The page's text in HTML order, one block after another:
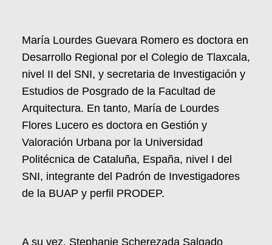
María Lourdes Guevara Romero es doctora en
Desarrollo Regional por el Colegio de Tlaxcala,
nivel II del SNI, y secretaria de Investigación y
Estudios de Posgrado de la Facultad de
Arquitectura. En tanto, María de Lourdes
Flores Lucero es doctora en Gestión y
Valoración Urbana por la Universidad
Politécnica de Cataluña, España, nivel I del
SNI, integrante del Padrón de Investigadores
de la BUAP y perfil PRODEP.
A su vez, Stephanie Scherezada Salgado